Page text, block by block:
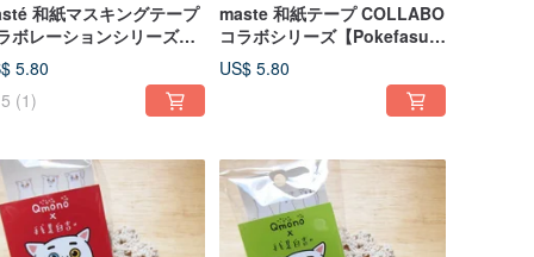
和紙マスキングテープ
ボレーションシリーズ
園地 (MST-MKT24-
】
5.80
5 (1)
maste 和紙テープ COLLABO
コラボシリーズ【Pokefasu
(MST-MKT23-YE)】
US$ 5.80